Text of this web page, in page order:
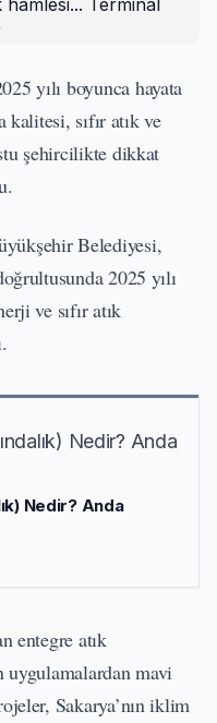
yılı boyunca hayata
sıfır atık ve
şehircilikte dikkat
Belediyesi,
2025 yılı
ve sıfır atık
Nedir? Anda
entegre atık
uygulamalardan mavi
Sakarya’nın iklim